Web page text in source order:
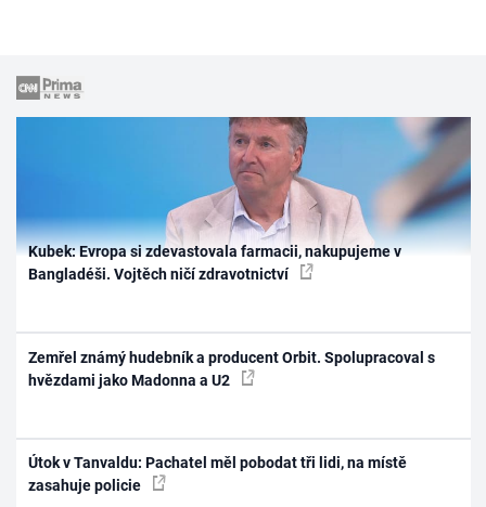
Kubek: Evropa si zdevastovala farmacii, nakupujeme v
Bangladéši. Vojtěch ničí zdravotnictví
Zemřel známý hudebník a producent Orbit. Spolupracoval s
hvězdami jako Madonna a U2
Útok v Tanvaldu: Pachatel měl pobodat tři lidi, na místě
zasahuje policie